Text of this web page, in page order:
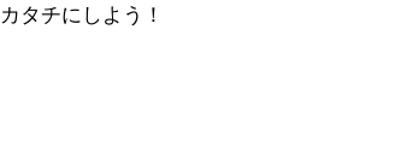
タチにしよう！